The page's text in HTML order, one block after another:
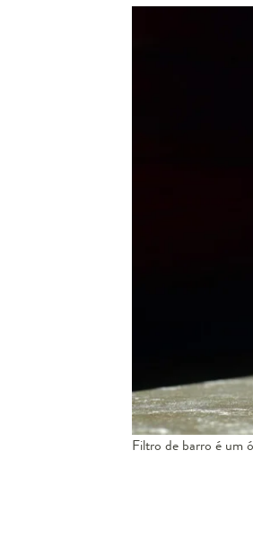
Filtro de barro é um